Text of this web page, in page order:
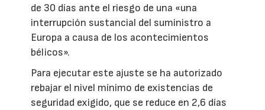
de 30 días ante el riesgo de una «una
interrupción sustancial del suministro a
Europa a causa de los acontecimientos
bélicos».
Para ejecutar este ajuste se ha autorizado
rebajar el nivel mínimo de existencias de
seguridad exigido, que se reduce en 2,6 días